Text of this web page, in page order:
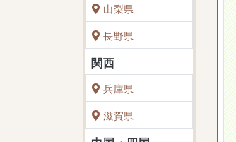
山梨県
長野県
兵庫県
滋賀県